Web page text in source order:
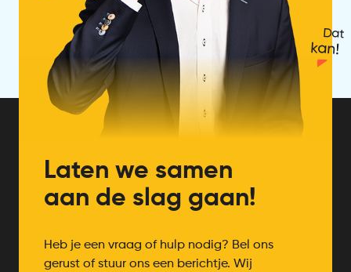
Dat
kan!
Laten we samen
aan de slag gaan!
Heb je een vraag of hulp nodig? Bel ons
gerust of stuur ons een berichtje. Wij